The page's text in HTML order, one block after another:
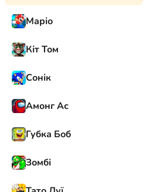
Маріо
Кіт Том
Сонік
Амонг Ас
Губка Боб
Зомбі